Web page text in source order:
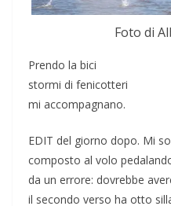
Foto di
Prendo la bici
stormi di fenicotteri
mi accompagnano.
EDIT del giorno dopo. Mi
composto al volo
da un errore: dovrebbe
il secondo verso ha otto